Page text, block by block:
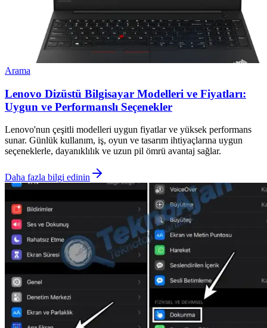
Arama
Lenovo Dizüstü Bilgisayar Modelleri ve Fiyatları:
Uygun ve Performanslı Seçenekler
Lenovo'nun çeşitli modelleri uygun fiyatlar ve yüksek performans
sunar. Günlük kullanım, iş, oyun ve tasarım ihtiyaçlarına uygun
seçeneklerle, dayanıklılık ve uzun pil ömrü avantaj sağlar.
Daha fazla bilgi edinin